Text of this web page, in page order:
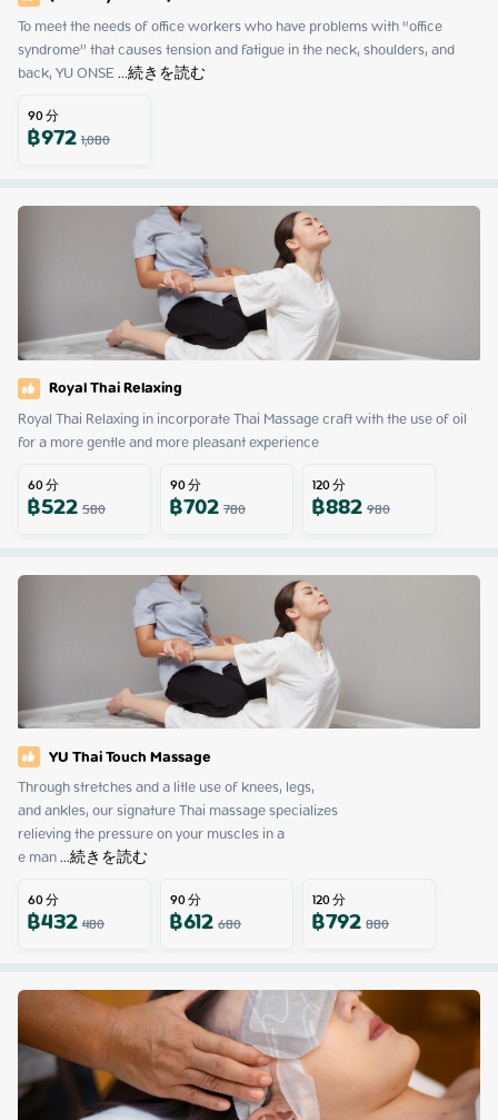
To meet the needs of office workers who have problems with “office
syndrome” that causes tension and fatigue in the neck, shoulders, and
back, YU ONSE ...続きを読む
90分
฿9721,080
Royal Thai Relaxing
Royal Thai Relaxing in incorporate Thai Massage craft with the use of oil
for a more gentle and more pleasant experience
60分
฿522580
90分
฿702780
120分
฿882980
YU Thai Touch Massage
Through stretches and a litle use of knees, legs,
and ankles, our signature Thai massage specializes
relieving the pressure on your muscles in a
e man ...続きを読む
60分
฿432480
90分
฿612680
120分
฿792880